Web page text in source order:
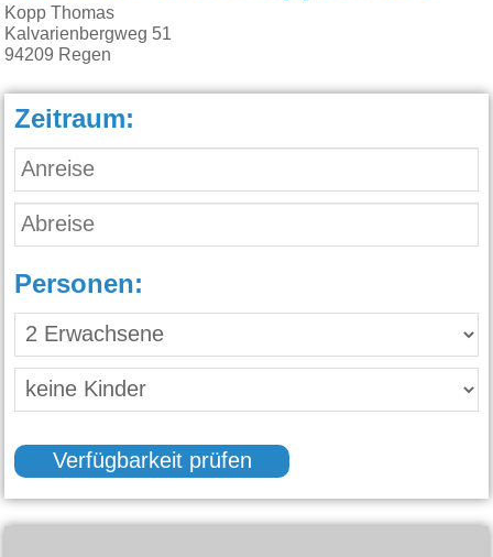
Kopp Thomas
Kalvarienbergweg 51
94209 Regen
Zeitraum:
Personen:
Verfügbarkeit prüfen